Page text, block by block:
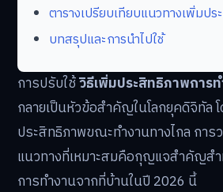
ตารางเปรียบเทียบแนวทางเพิ่มป
บทสรุปและการนำไปใช้
การปรับใช้วิธีเพิ่มประสิทธิภาพการ
กลายเป็นหัวข้อสำคัญในโลกยุคดิจิทัล
ประสิทธิภาพขณะทำงานทางไกล การ
แนวทางที่เหมาะสมคือกุญแจสำคัญสำ
การทำงานจากที่บ้านในปี 2026 นี้